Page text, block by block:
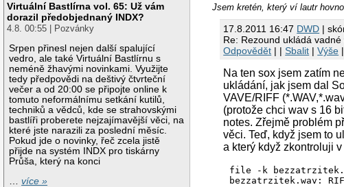
Virtuální Bastlírna vol. 65: Už vám
dorazil předobjednaný INDX?
4.8. 00:55 | Pozvánky
Srpen přinesl nejen další spalující
vedro, ale také Virtuální Bastlírnu s
neméně žhavými novinkami. Využijte
tedy předpovědi na deštivý čtvrteční
večer a od 20:00 se připojte online k
tomuto neformálnímu setkání kutilů,
techniků a vědců, kde se strahovskými
bastlíři proberete nejzajímavější věci, na
které jste narazili za poslední měsíc.
Pokud jde o novinky, řeč zcela jistě
přijde na systém INDX pro tiskárny
Průša, který na konci
…více »
Jsem kretén, který ví lautr
17.8.2011 16:47 DWD |
Re: Rezound ukládá vadné
Odpovědět | |Sbalit |Výše |
Na ten sox jsem zatím
ukládání, jak jsem dal
VAVE/RIFF
(protože chci wav s 16
notes. Zřejmě problém
věci. Teď, když jsem to
a který když zkontroluji
file -k